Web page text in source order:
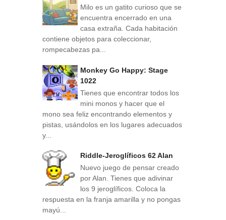
Milo es un gatito curioso que se
encuentra encerrado en una
casa extraña. Cada habitación
contiene objetos para coleccionar,
rompecabezas pa...
Monkey Go Happy: Stage
1022
Tienes que encontrar todos los
mini monos y hacer que el
mono sea feliz encontrando elementos y
pistas, usándolos en los lugares adecuados
y...
Riddle-Jeroglíficos 62 Alan
Nuevo juego de pensar creado
por Alan. Tienes que adivinar
los 9 jeroglíficos. Coloca la
respuesta en la franja amarilla y no pongas
mayú...